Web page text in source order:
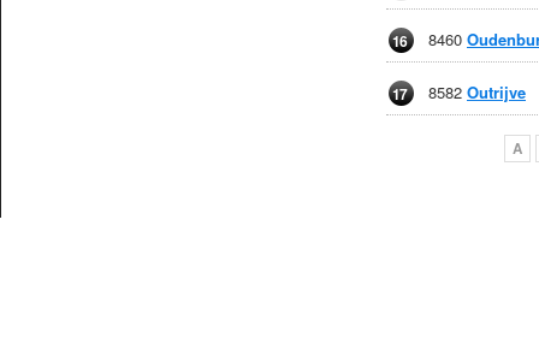
16 8460
17 8582 Outrijve
A